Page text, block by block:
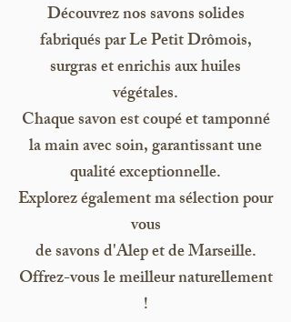
Découvrez nos savons solides
fabriqués par Le Petit Drômois,
surgras et enrichis aux huiles
végétales.
Chaque savon est coupé et tamponné
la main avec soin, garantissant une
qualité exceptionnelle.
Explorez également ma sélection pour
vous
de savons d'Alep et de Marseille.
Offrez-vous le meilleur naturellement
!